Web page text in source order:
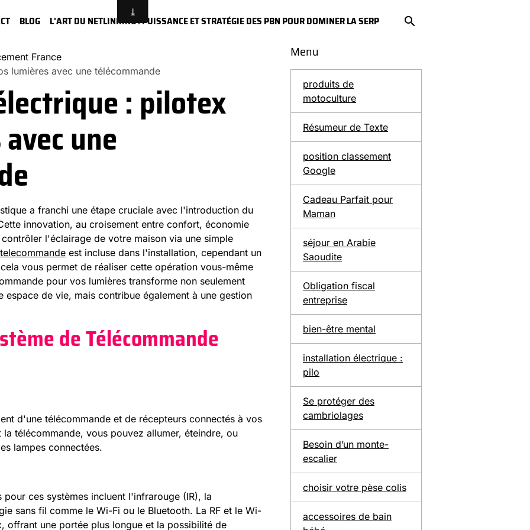
BLOG L'ART DU NETLINKING : PUISSANCE ET STRATÉGIE DES PBN POUR DOMINER LA SERP
France
lumières avec une télécommande
: pilotex
une
a franchi une étape cruciale avec l'introduction du
innovation, au croisement entre confort, économie
l'éclairage de votre maison via une simple
est incluse dans l'installation, cependant un
vous permet de réaliser cette opération vous-même
pour vos lumières transforme non seulement
de vie, mais contribue également à une gestion
de Télécommande
d'une télécommande et de récepteurs connectés à vos
la télécommande, vous pouvez allumer, éteindre, ou
lampes connectées.
ces systèmes incluent l'infrarouge (IR), la
sans fil comme le Wi-Fi ou le Bluetooth. La RF et le Wi-
offrant une portée plus longue et la possibilité de
Menu
produits de
motoculture
Résumeur de Texte
position classement
Google
Cadeau Parfait pour
Maman
séjour en Arabie
Saoudite
Obligation fiscal
entreprise
bien-être mental
installation électrique :
pilo
Se protéger des
cambriolages
Besoin d’un monte-
escalier
choisir votre pèse colis
accessoires de bain